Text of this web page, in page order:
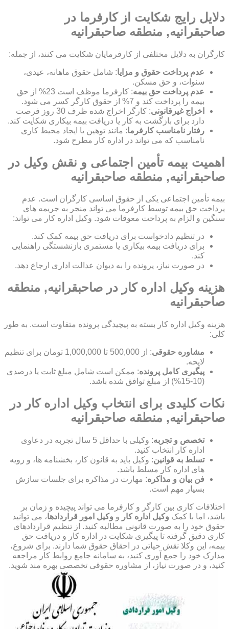
دلایل رایج شکایت از کارفرما در
صاحبقرانیه, منطقه صاحبقرانیه
کارگران به دلایل مختلفی از کارفرمایان شکایت می کنند، از جمله:
عدم پرداخت حقوق و مزایا: شامل حقوق ماهانه، عیدی،
سنوات، و حق مسکن.
عدم پرداخت حق بیمه
: کارفرما موظف است 23% از حق
بیمه را پرداخت کند و 7% از حقوق کارگر کسر می شود.
اخراج غیرقانونی
: کارگر اخراج شده ظرف 30 روز فرصت
دارد برای بازگشت به کار یا دریافت بیمه بیکاری شکایت کند.
رفتار نامناسب کارفرما: مانند توهین یا ایجاد محیط کاری
نامناسب که می تواند در اداره کار مطرح شود.
اهمیت بیمه تأمین اجتماعی و نقش وکیل در
صاحبقرانیه, منطقه صاحبقرانیه
بیمه تأمین اجتماعی یکی از حقوق اساسی کارگران است. عدم
پرداخت حق بیمه توسط کارفرما می تواند منجر به جریمه های
سنگین و الزام به پرداخت معوقات شود. وکیل اداره کار می تواند:
در تنظیم دادخواست برای دریافت حق بیمه کمک کند.
برای دریافت بیمه بیکاری یا مستمری بازنشستگی راهنمایی
کند.
در صورت نیاز، پرونده را به دیوان عدالت اداری ارجاع دهد.
هزینه وکیل اداره کار در صاحبقرانیه, منطقه
صاحبقرانیه
هزینه وکیل اداره کار بسته به پیچیدگی پرونده متفاوت است. به طور
کلی:
مشاوره حقوقی
: از 500,000 تا 1,000,000 تومان برای تنظیم
لایحه.
پیگیری کامل پرونده: ممکن است شامل مبلغ ثابت یا درصدی
(10-15%) از مبلغ توافق شده باشد.
نکات کلیدی برای انتخاب وکیل اداره کار در
صاحبقرانیه, منطقه صاحبقرانیه
تخصص و تجربه
: وکیلی با حداقل 5 سال تجربه در دعاوی
اداره کار انتخاب کنید.
تسلط به قوانین: وکیل باید به قانون کار، بخشنامه ها، و رویه
های اداره کار مسلط باشد.
فن بیان و مذاکره: مهارت در مذاکره برای جلسات سازش
بسیار مهم است.
اختلافات کاری بین کارگر و کارفرما می تواند پیچیده و زمان بر
باشد، اما با کمک وکیل اداره کار و وکیل امور قراردادها، می توانید
حقوق خود را به صورت قانونی مطالبه کنید. از تنظیم قراردادهای
کاری دقیق گرفته تا پیگیری شکایت در اداره کار و دریافت حق
بیمه، این وکلا نقش حیاتی در احقاق حقوق شما دارند. برای شروع،
مدارک خود را جمع آوری کنید، به سامانه جامع روابط کار مراجعه
کنید، و در صورت نیاز، از مشاوره حقوقی تخصصی بهره مند شوید.